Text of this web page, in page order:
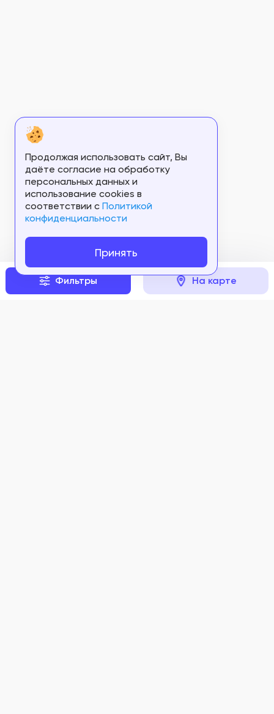
Фильтры На карте
Продолжая использовать сайт, Вы
даёте согласие на обработку
персональных данных и
использование cookies в
соответствии c Политикой
конфиденциальности
Принять